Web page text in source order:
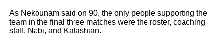
As Nekounam said on 90, the only people supporting the
team in the final three matches were the roster, coaching
staff, Nabi, and Kafashian.